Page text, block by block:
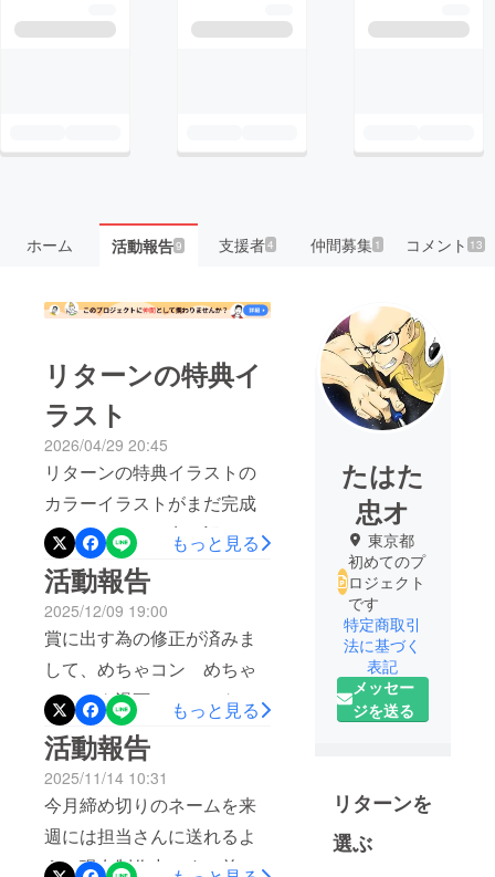
ホーム 活動報告9 支援者4 仲間募集 1 コメント 13
リターンの特典イ
ラスト
2026/04/29 20:45
リターンの特典イラストの
カラーイラストがまだ完成
していません。申し訳あり
ません。5月いっぱいまでお
待ちください。何卒、宜し
くお願い致します。m(__)m
もっと見る
活動報告
2025/12/09 19:00
賞に出す為の修正が済みま
して、めちゃコン めちゃ
コミック漫画コンテストに
応募しました。応募条件に
めちゃコミクリエイターズ
に公開投稿しないといけな
いとのことなので、応募作
品を読むことができます。
もっと見る
活動報告
2025/11/14 10:31
今月締め切りのネームを来
週には担当さんに送れるよ
うに現在制作中です。前回
たはた
忠オ
東京都
初めてのプ
ロジェクト
です
特定商取引
法に基づく
表記
メッセー
ジを送る
リターンを
選ぶ